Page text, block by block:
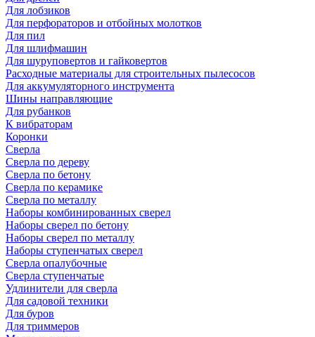
Для лобзиков
Для перфораторов и отбойных молотков
Для пил
Для шлифмашин
Для шуруповертов и гайковертов
Расходные материалы для строительных пылесосов
Для аккумуляторного инструмента
Шины направляющие
Для рубанков
К вибраторам
Коронки
Сверла
Сверла по дереву
Сверла по бетону
Сверла по керамике
Сверла по металлу
Наборы комбинированных сверел
Наборы сверел по бетону
Наборы сверел по металлу
Наборы ступенчатых сверел
Сверла опалубочные
Сверла ступенчатые
Удлинители для сверла
Для садовой техники
Для буров
Для триммеров